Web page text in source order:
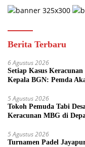
Berita Terbaru
6 Agustus 2026
Setiap Kasus
Kepala BGN: Pemda
5 Agustus 2026
Tokoh Pemuda Tabi
Keracunan MBG di
5 Agustus 2026
Turnamen Padel